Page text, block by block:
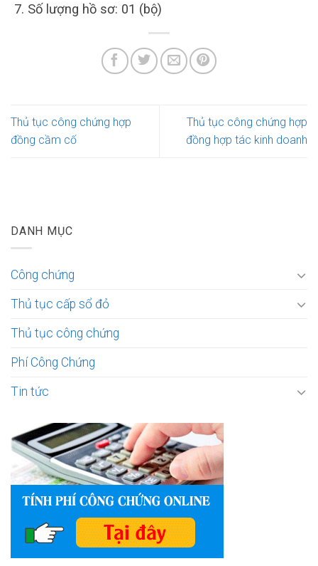
Số lượng hồ sơ: 01 (bộ)
Thủ tục công chứng hợp
đồng cầm cố
Thủ tục công chứng hợp
đồng hợp tác kinh doanh
DANH MỤC
Công chứng
Thủ tục cấp sổ đỏ
Thủ tục công chứng
Phí Công Chứng
Tin tức